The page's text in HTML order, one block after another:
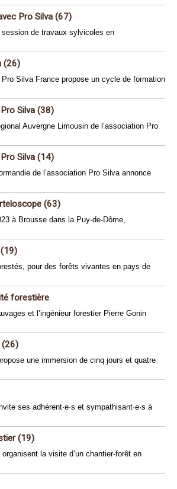
Pro Silva (67)
session de travaux sylvicoles en
(26)
Pro Silva France propose un cycle de formation
Silva (38)
Auvergne Limousin de l’association Pro
Silva (14)
de l’association Pro Silva annonce
(63)
à Brousse dans la Puy-de-Dôme,
pour des forêts vivantes en pays de
forestière
et l’ingénieur forestier Pierre Gonin
(26)
une immersion de cinq jours et quatre
ses adhérent·e·s et sympathisant·e·s à
(19)
la visite d’un chantier-forêt en